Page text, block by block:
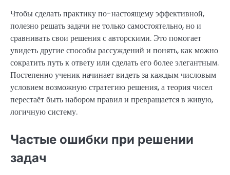
Чтобы сделать практику по-настоящему эффективной,
полезно решать задачи не только самостоятельно, но и
сравнивать свои решения с авторскими. Это помогает
увидеть другие способы рассуждений и понять, как можно
сократить путь к ответу или сделать его более элегантным.
Постепенно ученик начинает видеть за каждым числовым
условием возможную стратегию решения, а теория чисел
перестаёт быть набором правил и превращается в живую,
логичную систему.
Частые ошибки при решении
задач